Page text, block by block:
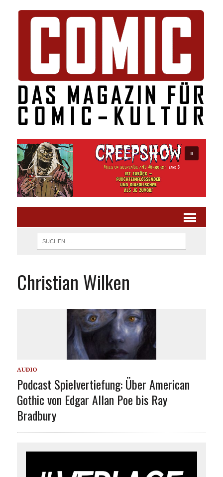
Christian Wilken
AUDIO
Podcast Spielvertiefung: Über American
Gothic von Edgar Allan Poe bis Ray
Bradbury